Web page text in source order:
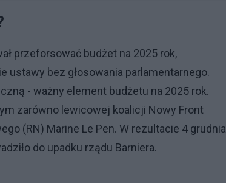
przeforsować budżet na 2025 rok,
ustawy bez głosowania parlamentarnego.
- ważny element budżetu na 2025 rok.
zarówno lewicowej koalicji Nowy Front
(RN) Marine Le Pen. W rezultacie 4 grudnia
do upadku rządu Barniera.